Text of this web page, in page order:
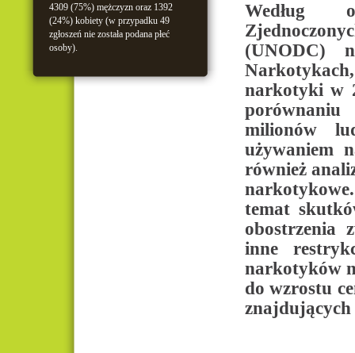
4309 (75%) mężczyzn oraz 1392
(24%) kobiety (w przypadku 49
zgłoszeń nie została podana płeć
osoby).
Według
(UNODC)
narkotyki w
milionów
używaniem
również
temat
obostrzenia
inne
narkotyków
do wzrostu
znajdujących